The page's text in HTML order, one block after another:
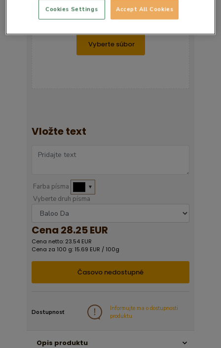
Presuňte obrázok tu
alebo
Vložte text
Farba písma ▼
Vyberte druh písma
Cena 28.25 EUR
Cena netto: 23.54 EUR
Cena za 100 g: 15.69 EUR / 100g
Časovo nedostupné
Dostupnosť
Informujte ma o dostupnosti
produktu
Opis produktu
Accept All Cookies
Cookies Settings